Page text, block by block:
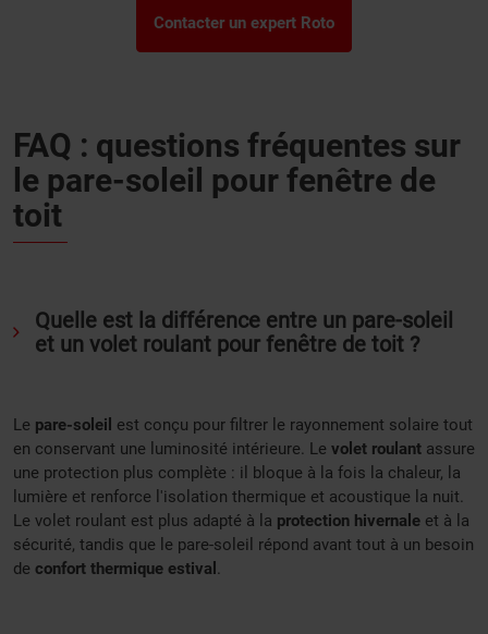
Contacter un expert Roto
FAQ : questions fréquentes sur
le pare-soleil pour fenêtre de
toit
Quelle est la différence entre un pare-soleil
et un volet roulant pour fenêtre de toit ?
Le pare-soleil est conçu pour filtrer le rayonnement solaire tout
en conservant une luminosité intérieure. Le volet roulant assure
une protection plus complète : il bloque à la fois la chaleur, la
lumière et renforce l'isolation thermique et acoustique la nuit.
Le volet roulant est plus adapté à la protection hivernale et à la
sécurité, tandis que le pare-soleil répond avant tout à un besoin
de confort thermique estival .